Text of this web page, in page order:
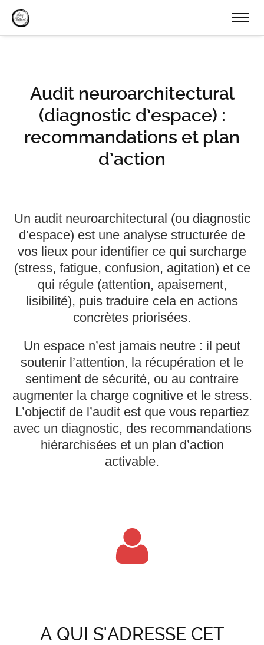
Audit neuroarchitectural
(diagnostic d’espace) :
recommandations et plan
d’action
Un audit neuroarchitectural (ou diagnostic
d’espace) est une analyse structurée de
vos lieux pour identifier ce qui surcharge
(stress, fatigue, confusion, agitation) et ce
qui régule (attention, apaisement,
lisibilité), puis traduire cela en actions
concrètes priorisées.
Un espace n’est jamais neutre : il peut
soutenir l’attention, la récupération et le
sentiment de sécurité, ou au contraire
augmenter la charge cognitive et le stress.
L’objectif de l’audit est que vous repartiez
avec un diagnostic, des recommandations
hiérarchisées et un plan d’action
activable.
A QUI S'ADRESSE CET